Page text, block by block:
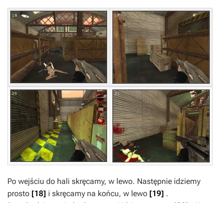
Po wejściu do hali skręcamy, w lewo. Następnie idziemy
prosto [18] i skręcamy na końcu, w lewo [19] .